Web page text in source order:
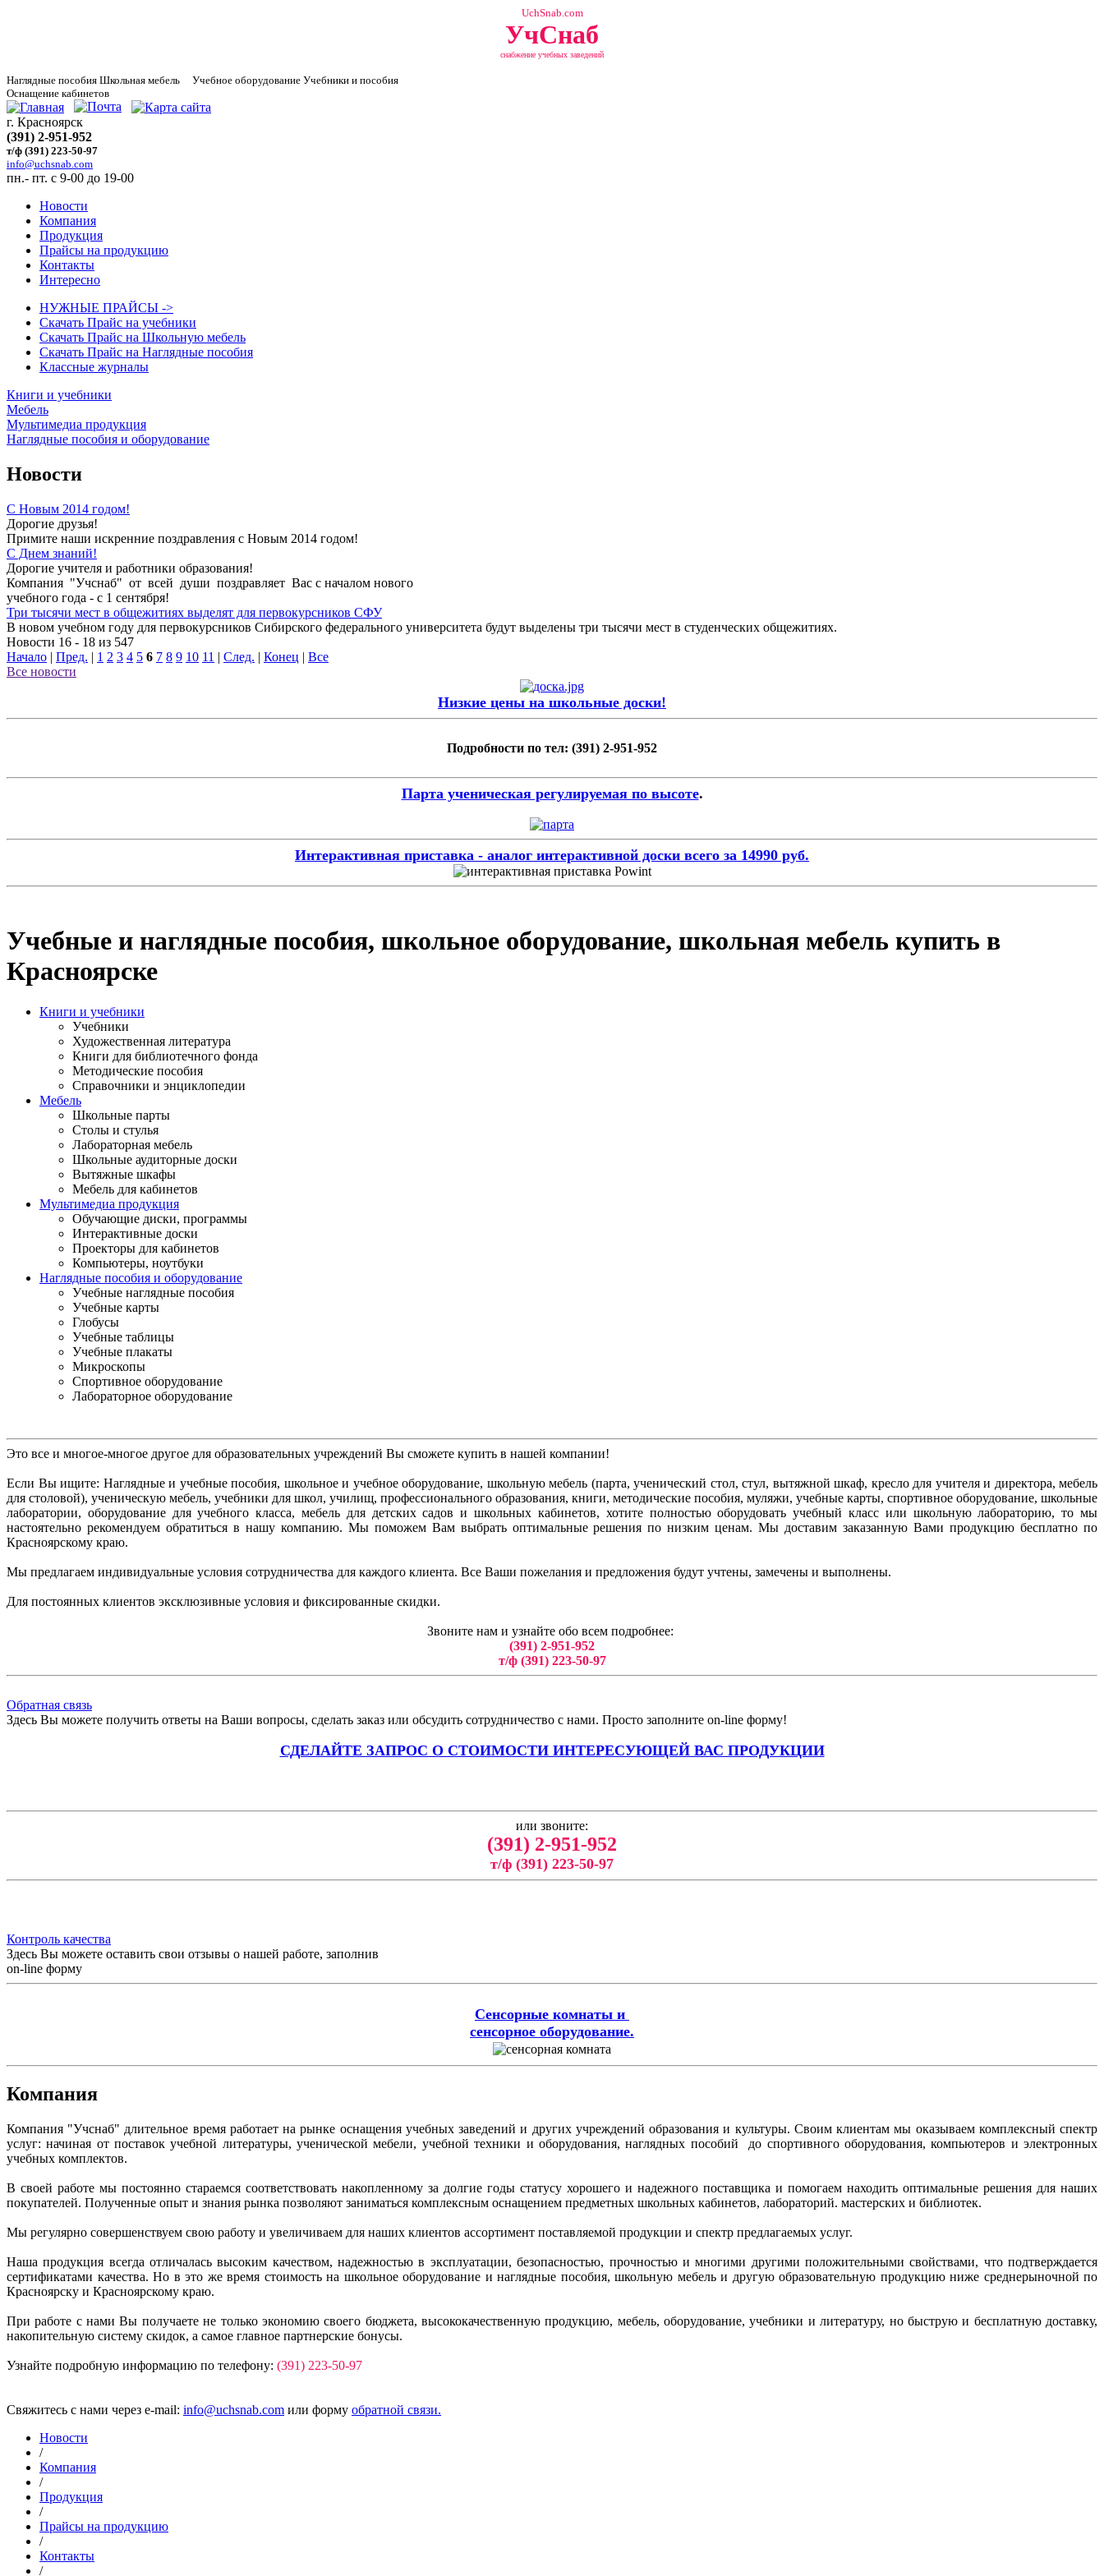
UchSnab.com
УчСнаб
снабжение учебных заведений
Наглядные пособия Школьная мебель Учебное оборудование Учебники и пособия
Оснащение кабинетов
г. Красноярск
(391) 2-951-952
т/ф (391) 223-50-97
info@uchsnab.com
пн.- пт. с 9-00 до 19-00
Новости
Компания
Продукция
Прайсы на продукцию
Контакты
Интересно
НУЖНЫЕ ПРАЙСЫ ->
Скачать Прайс на учебники
Скачать Прайс на Школьную мебель
Скачать Прайс на Наглядные пособия
Классные журналы
Книги и учебники
Мебель
Мультимедиа продукция
Наглядные пособия и оборудование
Новости
С Новым 2014 годом!
Дорогие друзья!
Примите наши искренние поздравления с Новым 2014 годом!
С Днем знаний!
Дорогие учителя и работники образования!
Компания "Учснаб" от всей души поздравляет Вас с началом нового
учебного года - с 1 сентября!
Три тысячи мест в общежитиях выделят для первокурсников СФУ
В новом учебном году для первокурсников Сибирского федерального университета будут выделены три тысячи мест в студенческих общежитиях.
Новости 16 - 18 из 547
Начало | Пред. | 1 2 3 4 5 6 7 8 9 10 11 | След. | Конец | Все
Все новости
Низкие цены на школьные доски!
Подробности по тел: (391) 2-951-952
Парта ученическая регулируемая по высоте.
Интерактивная приставка - аналог интерактивной доски всего за 14990 руб.
Учебные и наглядные пособия, школьное оборудование, школьная мебель купить в
Красноярске
Книги и учебники
Учебники
Художественная литература
Книги для библиотечного фонда
Методические пособия
Справочники и энциклопедии
Мебель
Школьные парты
Столы и стулья
Лабораторная мебель
Школьные аудиторные доски
Вытяжные шкафы
Мебель для кабинетов
Мультимедиа продукция
Обучающие диски, программы
Интерактивные доски
Проекторы для кабинетов
Компьютеры, ноутбуки
Наглядные пособия и оборудование
Учебные наглядные пособия
Учебные карты
Глобусы
Учебные таблицы
Учебные плакаты
Микроскопы
Спортивное оборудование
Лабораторное оборудование
Это все и многое-многое другое для образовательных учреждений Вы сможете купить в нашей компании!
Если Вы ищите: Наглядные и учебные пособия, школьное и учебное оборудование, школьную мебель (парта, ученический стол, стул, вытяжной шкаф, кресло для учителя и директора, мебель
для столовой), ученическую мебель, учебники для школ, училищ, профессионального образования, книги, методические пособия, муляжи, учебные карты, спортивное оборудование, школьные
лаборатории, оборудование для учебного класса, мебель для детских садов и школьных кабинетов, хотите полностью оборудовать учебный класс или школьную лабораторию, то мы
настоятельно рекомендуем обратиться в нашу компанию. Мы поможем Вам выбрать оптимальные решения по низким ценам. Мы доставим заказанную Вами продукцию бесплатно по
Красноярскому краю.
Мы предлагаем индивидуальные условия сотрудничества для каждого клиента. Все Ваши пожелания и предложения будут учтены, замечены и выполнены.
Для постоянных клиентов эксклюзивные условия и фиксированные скидки.
Звоните нам и узнайте обо всем подробнее:
(391) 2-951-952
т/ф (391) 223-50-97
Обратная связь
Здесь Вы можете получить ответы на Ваши вопросы, сделать заказ или обсудить сотрудничество с нами. Просто заполните on-line форму!
СДЕЛАЙТЕ ЗАПРОС О СТОИМОСТИ ИНТЕРЕСУЮЩЕЙ ВАС ПРОДУКЦИИ
или звоните:
(391) 2-951-952
т/ф (391) 223-50-97
Контроль качества
Здесь Вы можете оставить свои отзывы о нашей работе, заполнив
on-line форму
Сенсорные комнаты и
сенсорное оборудование.
Компания
Компания "Учснаб" длительное время работает на рынке оснащения учебных заведений и других учреждений образования и культуры. Своим клиентам мы оказываем комплексный спектр
услуг: начиная от поставок учебной литературы, ученической мебели, учебной техники и оборудования, наглядных пособий до спортивного оборудования, компьютеров и электронных
учебных комплектов.
В своей работе мы постоянно стараемся соответствовать накопленному за долгие годы статусу хорошего и надежного поставщика и помогаем находить оптимальные решения для наших
покупателей. Полученные опыт и знания рынка позволяют заниматься комплексным оснащением предметных школьных кабинетов, лабораторий. мастерских и библиотек.
Мы регулярно совершенствуем свою работу и увеличиваем для наших клиентов ассортимент поставляемой продукции и спектр предлагаемых услуг.
Наша продукция всегда отличалась высоким качеством, надежностью в эксплуатации, безопасностью, прочностью и многими другими положительными свойствами, что подтверждается
сертификатами качества. Но в это же время стоимость на школьное оборудование и наглядные пособия, школьную мебель и другую образовательную продукцию ниже среднерыночной по
Красноярску и Красноярскому краю.
При работе с нами Вы получаете не только экономию своего бюджета, высококачественную продукцию, мебель, оборудование, учебники и литературу, но быструю и бесплатную доставку,
накопительную систему скидок, а самое главное партнерские бонусы.
Узнайте подробную информацию по телефону: (391) 223-50-97
Свяжитесь с нами через e-mail: info@uchsnab.com или форму обратной связи.
Новости
/
Компания
/
Продукция
/
Прайсы на продукцию
/
Контакты
/